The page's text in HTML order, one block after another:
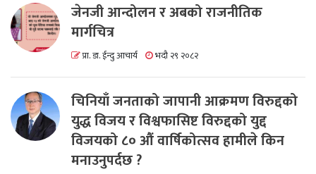
जेनजी आन्दोलन र अबको राजनीतिक
मार्गचित्र
प्रा. डा. ईन्दु आचार्य भदौ २९ २०८२
चिनियाँ जनताको जापानी आक्रमण विरुद्दको
युद्ध विजय र विश्वफासिष्ट विरुद्दको युद्द
विजयको ८० औं वार्षिकोत्सव हामीले किन
मनाउनुपर्दछ ?